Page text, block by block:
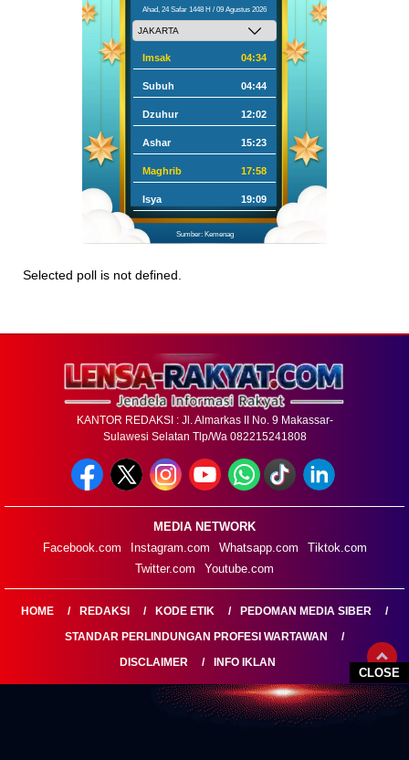
CLOSE
Ahad, 24 Safar 1448 H / 09 Agustus 2026
Imsak 04:34
Subuh 04:44
Dzuhur 12:02
Ashar 15:23
Maghrib 17:58
Isya 19:09
Sumber: Kemenag
Selected poll is not defined.
KANTOR REDAKSI : Jl. Almarkas II No. 9 Makassar-
Sulawesi Selatan Tlp/Wa 082215241808
MEDIA NETWORK
Facebook.com
Instagram.com Whatsapp.com
Tiktok.com
Twitter.com
Youtube.com
HOME REDAKSI KODE ETIK
PEDOMAN MEDIA SIBER
STANDAR PERLINDUNGAN PROFESI WARTAWAN
DISCLAIMER
INFO IKLAN
LENSARAKYAT.COM@2026